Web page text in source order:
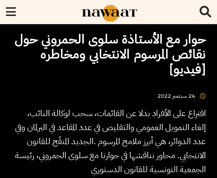
حوار مع الأستاذة سلوى الحمروني حول
نقائص المرسوم الانتخابي ومخاطره
[فيديو]
26 سبتمبر 2022
اقتراع على الأفراد بدلا عن القائمات، سحب لوكالة النائب،
إلغاء التمويل العمومي والتقليص في عدد المقاعد في البرلمان وفي
عدد الدوائر، هي أبرز ملامح المرسوم .الجديد المنقّح للقانون
الانتخابي. محاور نناقشها في حوارنا مع سلوى الحمروني، رئيسة
الجمعية التونسية للقانون الدستوري